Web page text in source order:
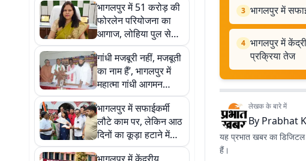
भागलपुर में 51 करोड़ की
फोरलेन परियोजना का
आगाज, लोहिया पुल से
NH-80 बायपास तक
सड़क होगी चौड़ी
गांधी मजबूरी नहीं, मजबूती
का नाम हैं’, भागलपुर में
महात्मा गांधी आगमन
शताब्दी समारोह का भव्य
आगाज
भागलपुर में सफाईकर्मी
लौटे काम पर, लेकिन आठ
दिनों का कूड़ा हटाने में
लगेगा लंबा समय
3 भागलपुर में
4 भागलपुर में
प्रक्रिया तेज
लेखक के बारे में
By Prabhat
यह प्रभात खबर का
हैं।